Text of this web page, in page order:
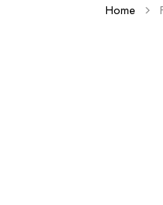
Home